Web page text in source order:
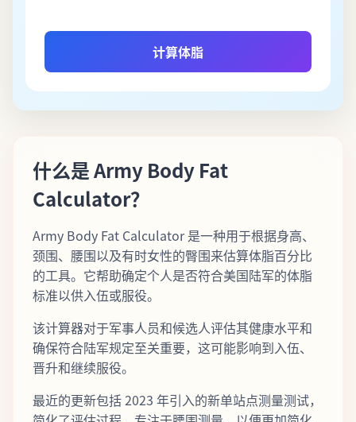
计算体脂
什么是 Army Body Fat
Calculator？
Army Body Fat Calculator 是一种用于根据身高、
颈围、腰围以及有时女性的臀围来估算体脂百分比
的工具。它帮助确定个人是否符合美国陆军的体脂
标准以供入伍或服役。
该计算器对于军事人员和候选人评估其健康水平和
确保符合陆军规定至关重要，这可能影响到入伍、
晋升和继续服役。
最近的更新包括 2023 年引入的新单站点测量测试，